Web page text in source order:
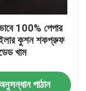
100% পেপার
কুশন শকপ্রুফ
খাম
পাঠান